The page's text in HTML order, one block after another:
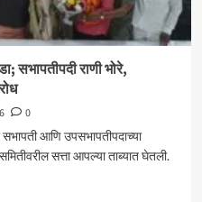
सभापतीपदी राणी भोरे,
0
आणि उपसभापतीपदाच्या
सत्ता आपल्या ताब्यात घेतली.